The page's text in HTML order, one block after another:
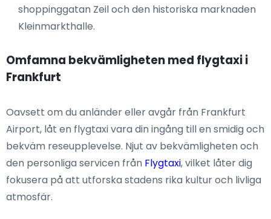
shoppinggatan Zeil och den historiska marknaden
Kleinmarkthalle.
Omfamna bekvämligheten med flygtaxi i
Frankfurt
Oavsett om du anländer eller avgår från Frankfurt
Airport, låt en flygtaxi vara din ingång till en smidig och
bekväm reseupplevelse. Njut av bekvämligheten och
den personliga servicen från Flygtaxi, vilket låter dig
fokusera på att utforska stadens rika kultur och livliga
atmosfär.